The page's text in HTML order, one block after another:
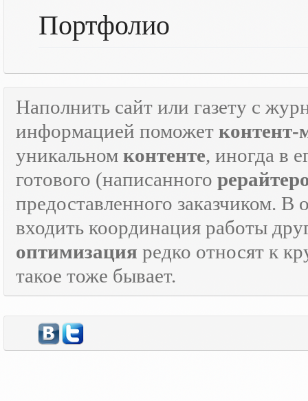
Портфолио
Наполнить сайт или газету с
информацией поможет контент-
уникальном контенте, иногда в
готового (написанного
предоставленного заказчиком. В
входить координация работы
оптимизация редко относят к
такое тоже бывает.